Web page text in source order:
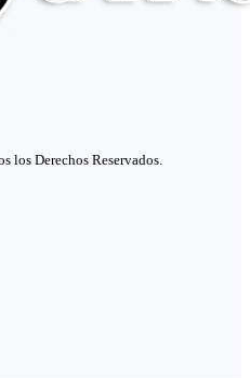
los Derechos Reservados.